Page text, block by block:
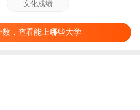
数，查看能上哪些大学